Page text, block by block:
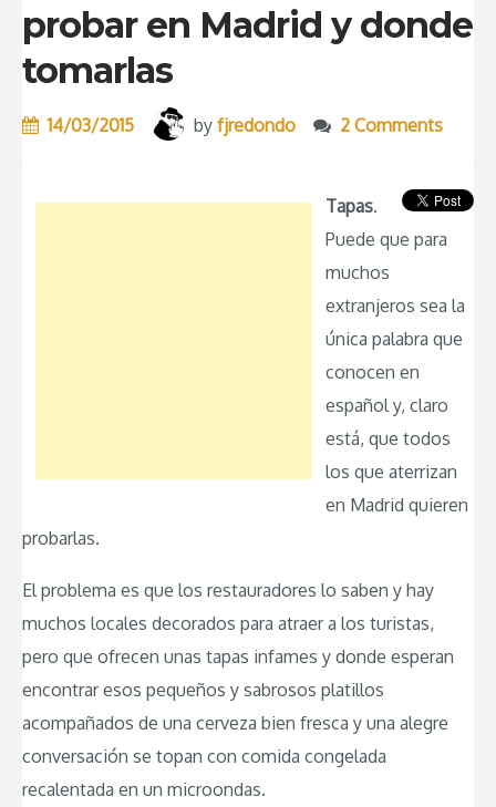
probar en Madrid y donde
tomarlas
14/03/2015 by fjredondo 2 Comments
Tapas.
Puede que para
muchos
extranjeros sea la
única palabra que
conocen en
español y, claro
está, que todos
los que aterrizan
en Madrid quieren
probarlas.
El problema es que los restauradores lo saben y hay
muchos locales decorados para atraer a los turistas,
pero que ofrecen unas tapas infames y donde esperan
encontrar esos pequeños y sabrosos platillos
acompañados de una cerveza bien fresca y una alegre
conversación se topan con comida congelada
recalentada en un microondas.